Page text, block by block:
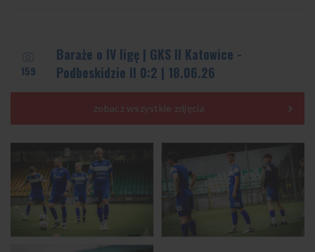
159
Baraże o IV ligę | GKS II Katowice -
Podbeskidzie II 0:2 | 18.06.26
zobacz wszystkie zdjęcia